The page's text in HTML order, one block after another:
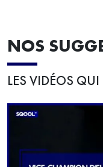
NOS
LES VIDÉOS